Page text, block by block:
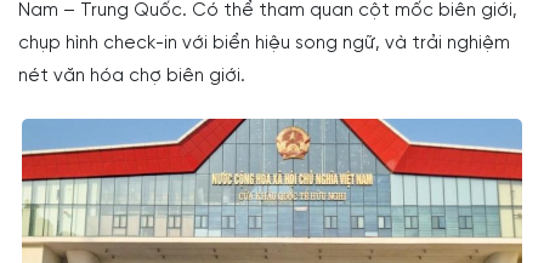
Nam – Trung Quốc. Có thể tham quan cột mốc biên giới,
chụp hình check-in với biển hiệu song ngữ, và trải nghiệm
nét văn hóa chợ biên giới.